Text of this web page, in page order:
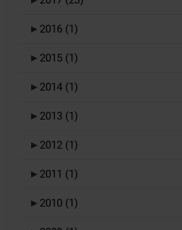
► 2016 (1)
► 2015 (1)
► 2014 (1)
► 2013 (1)
► 2012 (1)
► 2011 (1)
► 2010 (1)